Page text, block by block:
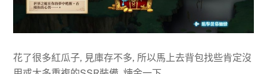
花了很多紅瓜子, 見庫存不多, 所以馬上去背包找些肯定沒